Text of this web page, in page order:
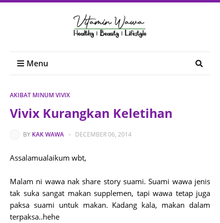
Menu
AKIBAT MINUM VIVIX
Vivix Kurangkan Keletihan
BY KAK WAWA - DECEMBER 06, 2014
Assalamualaikum wbt,
Malam ni wawa nak share story suami. Suami wawa jenis
tak suka sangat makan supplemen, tapi wawa tetap juga
paksa suami untuk makan. Kadang kala, makan dalam
terpaksa..hehe